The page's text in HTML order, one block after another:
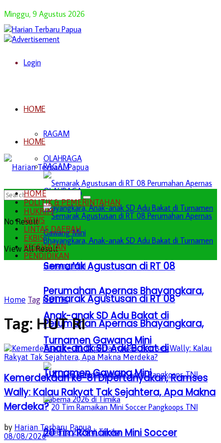
Minggu, 9 Agustus 2026
Login
HOME
RAGAM
OLAHRAGA
Semarak Agustusan di RT 08
Perumahan Apernas Bhayangkara,
Anak-anak SD Adu Bakat di
Turnamen Gawang Mini
20 Tim Ramaikan Mini Soccer
HOME
RAGAM
OLAHRAGA
Semarak Agustusan di RT 08
Perumahan Apernas Bhayangkara,
Anak-anak SD Adu Bakat di
Turnamen Gawang Mini
No Result
View All Result
HOME
POLITIK & PEMERINTAHAN
HUKRIM
NEWS
LINTAS DAERAH
EKBIS
KESEHATAN
PENDIDIKAN
Home Tag HUT RI
Tag: HUT RI
Kemerdekaan ke-81 Dipertanyakan, Ramses
Wally: Kalau Rakyat Tak Sejahtera, Apa Makna
Merdeka?
by Harian Terbaru Papua
08/08/2026